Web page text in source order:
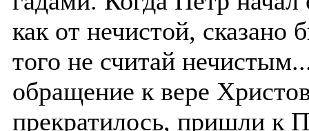
как от нечистой,
того не считай
обращение к вере
прекратилось, пришли к